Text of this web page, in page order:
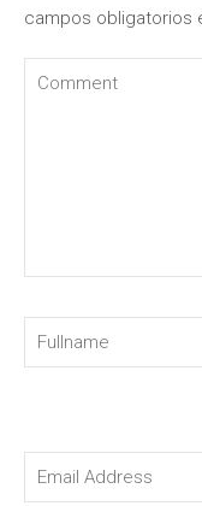
campos obligatorios